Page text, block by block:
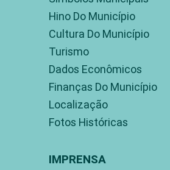
Hino Do Município
Cultura Do Município
Turismo
Dados Econômicos
Finanças Do Município
Localização
Fotos Históricas
IMPRENSA